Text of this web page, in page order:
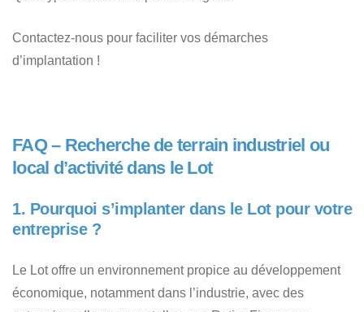
Contactez-nous pour faciliter vos démarches
d’implantation !
FAQ – Recherche de terrain industriel ou
local d’activité dans le Lot
1. Pourquoi s’implanter dans le Lot pour votre
entreprise ?
Le Lot offre un environnement propice au développement
économique, notamment dans l’industrie, avec des